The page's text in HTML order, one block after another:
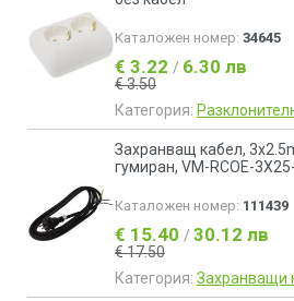
Каталожен номер: 34645
€ 3.22 / 6.30 лв
€ 3.50
Категория:
Захранващ кабел,
гумиран, VM-RCOE-
Каталожен номер: 111439
€ 15.40 / 30.12 лв
€ 17.50
Категория: Захранващи